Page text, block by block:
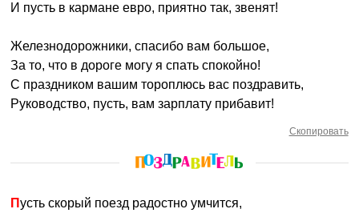
И пусть в кармане евро, приятно так, звенят!
Железнодорожники, спасибо вам большое,
За то, что в дороге могу я спать спокойно!
С праздником вашим тороплюсь вас поздравить,
Руководство, пусть, вам зарплату прибавит!
Скопировать
Пусть скорый поезд радостно умчится,